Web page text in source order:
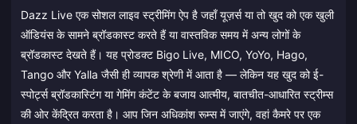
Dazz Live एक सोशल लाइव स्ट्रीमिंग ऐप है जहाँ यूज़र्स या तो खुद को एक खुली
ऑडियंस के सामने ब्रॉडकास्ट करते हैं या वास्तविक समय में अन्य लोगों के
ब्रॉडकास्ट देखते हैं। यह प्रोडक्ट Bigo Live, MICO, YoYo, Hago,
Tango और Yalla जैसी ही व्यापक श्रेणी में आता है — लेकिन यह खुद को ई-
स्पोर्ट्स ब्रॉडकास्टिंग या गेमिंग कंटेंट के बजाय आत्मीय, बातचीत-आधारित स्ट्रीम्स
की ओर केंद्रित करता है। आप जिन अधिकांश रूम्स में जाएंगे, वहां कैमरे पर एक